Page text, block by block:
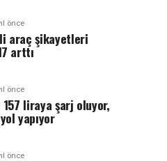
önce
araç şikayetleri
arttı
önce
157 liraya şarj oluyor,
yapıyor
önce